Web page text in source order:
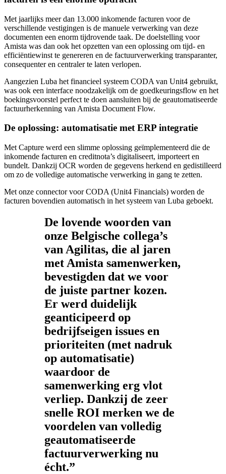
Met jaarlijks meer dan 13.000 inkomende facturen voor de
verschillende vestigingen is de manuele verwerking van deze
documenten een enorm tijdrovende taak. De doelstelling voor
Amista was dan ook het opzetten van een oplossing om tijd- en
efficiëntiewinst te genereren en de factuurverwerking transparanter,
consequenter en centraler te laten verlopen.
Aangezien Luba het financieel systeem CODA van Unit4 gebruikt,
was ook een interface noodzakelijk om de goedkeuringsflow en het
boekingsvoorstel perfect te doen aansluiten bij de geautomatiseerde
factuurherkenning van Amista Document Flow.
De oplossing: automatisatie met ERP integratie
Met Capture werd een slimme oplossing geïmplementeerd die de
inkomende facturen en creditnota’s digitaliseert, importeert en
bundelt. Dankzij OCR worden de gegevens herkend en gedistilleerd
om zo de volledige automatische verwerking in gang te zetten.
Met onze connector voor CODA (Unit4 Financials) worden de
facturen bovendien automatisch in het systeem van Luba geboekt.
De lovende woorden van
onze Belgische collega’s
van Agilitas, die al jaren
met Amista samenwerken,
bevestigden dat we voor
de juiste partner kozen.
Er werd duidelijk
geanticipeerd op
bedrijfseigen issues en
prioriteiten (met nadruk
op automatisatie)
waardoor de
samenwerking erg vlot
verliep. Dankzij de zeer
snelle ROI merken we de
voordelen van volledig
geautomatiseerde
factuurverwerking nu
écht.”